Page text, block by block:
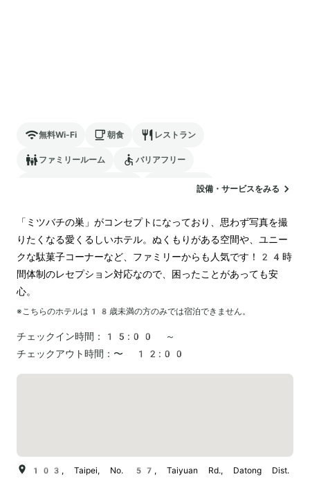
無料Wi-Fi 朝食 レストラン
ファミリールーム バリアフリー
ランドリー設備・サービスをみる
「ミツバチの巣」がコンセプトになっており、思わず写真を撮
りたくなる愛くるしいホテル。ぬくもりがある空間や、ユニー
クな駄菓子コーナーなど、ファミリーからも人気です！24時
間体制のレセプション対応なので、困ったことがあっても安
心。
※こちらのホテルは 18 歳未満の方のみでは宿泊できません。
チェックイン時間：
15:00 ～
チェックアウト時間： 〜 12:00
103, Taipei, No. 57, Taiyuan Rd., Datong Dist.